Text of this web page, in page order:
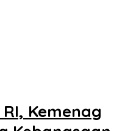
Kemenag